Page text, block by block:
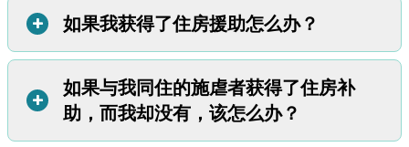
方案2：要求房东终止他的租房协议
如果施暴者对您实施了严重的家庭暴力、跟踪、性侵犯或偏
见犯罪，您的房东可以向他发出搬离通知。但房东并没有义
务让伤害您的人搬离。房东可自行决定是否驱逐他。
（有关如何让施虐者解除租约的信息，请参阅最后一个问
题。）
不遵守租房协议中的其他规定；或
允许虐待您的人在对您或您租住的房屋内的其他人实施暴力
或攻击行为后继续回到您租住的房屋。
点击这里了解更多有关Oregon驱逐的信息。
您有几种选择：
如果房东试图驱逐您，您可以在法庭上反对驱逐。
您也可以起诉房东索赔。
咨询律师，以获得有关这些选择的帮助。您可以使用我们的
推荐数据库 来寻找Oregon免费或便宜的法律帮助。
如果我获得了住房援助怎么办？
+
如果您在获得住房援助的同时遭受家庭暴力、性侵犯或跟
踪，您将受到特殊的法律保护。如果您需要更改住房，请向
您的住房个案工作者咨询您的情况。
如果与我同住的施虐者获得了住房补
助，而我却没有，该怎么办？
+